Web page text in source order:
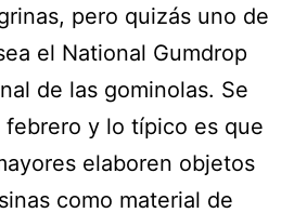
pero quizás uno de
el National Gumdrop
de las gominolas. Se
febrero y lo típico es que
elaboren objetos
como material de